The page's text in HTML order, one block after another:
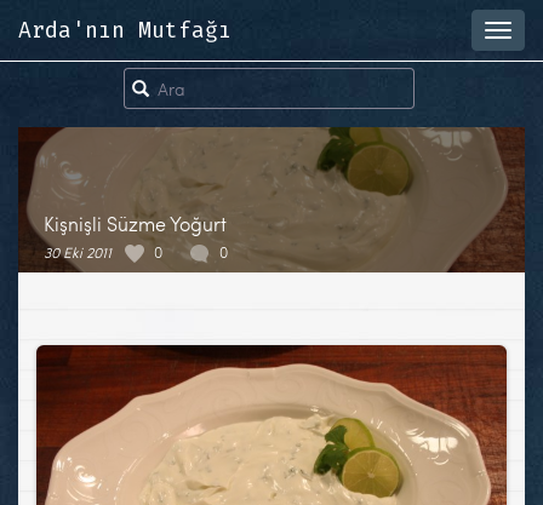
Arda'nın Mutfağı
Kişnişli Süzme Yoğurt
30 Eki 2011 0 0